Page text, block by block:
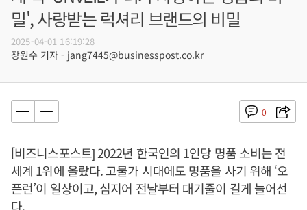
밀', 사랑받는 럭셔리 브랜드의 비밀
2025-04-01 16:19:28
장원수 기자 - jang7445@businesspost.co.kr
0
[비즈니스포스트] 2022년 한국인의 1인당 명품 소비는 전
세계 1위에 올랐다. 고물가 시대에도 명품을 사기 위해 ‘오
픈런’이 일상이고, 심지어 전날부터 대기줄이 길게 늘어선
다.